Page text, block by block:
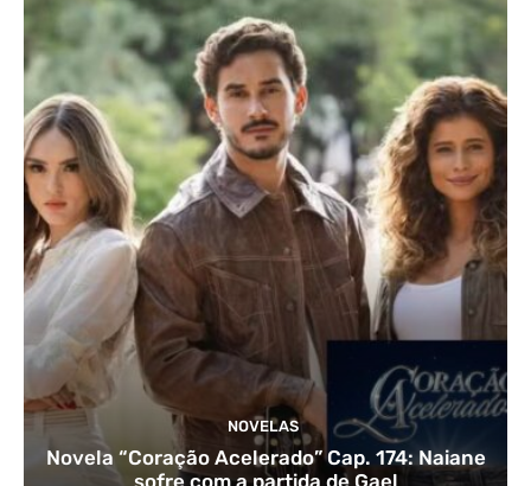
NOVELAS
Novela “Coração Acelerado” Cap. 174: Naiane
sofre com a partida de Gael